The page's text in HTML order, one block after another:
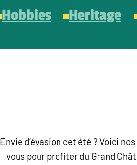
Hobbies Heritage
Envie d’évasion cet été ? Voici
vous pour profiter du Grand